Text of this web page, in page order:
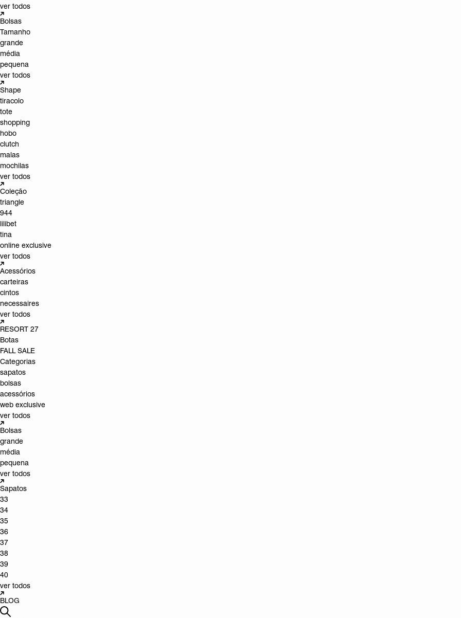
ver todos
Bolsas
Tamanho
grande
média
pequena
ver todos
Shape
tiracolo
tote
shopping
hobo
clutch
malas
mochilas
ver todos
Coleção
triangle
944
lilibet
tina
online exclusive
ver todos
Acessórios
carteiras
cintos
necessaires
ver todos
RESORT 27
Botas
FALL SALE
Categorias
sapatos
bolsas
acessórios
web exclusive
ver todos
Bolsas
grande
média
pequena
ver todos
Sapatos
33
34
35
36
37
38
39
40
ver todos
BLOG